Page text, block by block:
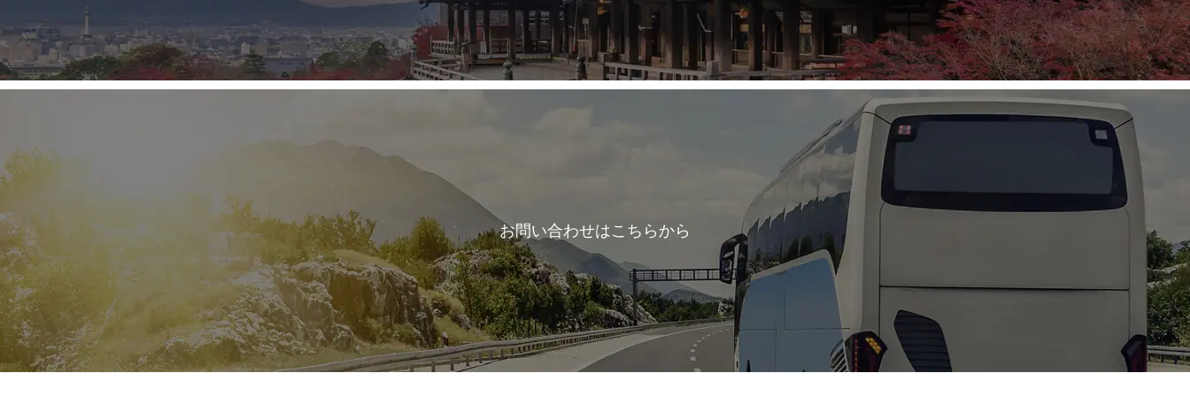
お問い合わせはこちらから